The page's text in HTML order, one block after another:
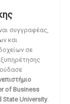
συγγραφέας,
και
σε
of Business
State University.